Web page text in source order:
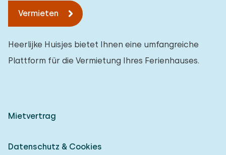
Vermieten
Heerlijke Huisjes bietet Ihnen eine umfangreiche
Plattform für die Vermietung Ihres Ferienhauses.
Mietvertrag
Datenschutz & Cookies